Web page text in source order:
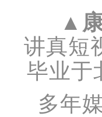
▲
讲真短
毕业于
多年